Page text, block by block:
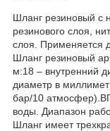
Шланг резиновый с
резинового слоя,
слоя. Применяется
Шланг резиновый
м:18 – внутренний
диаметр в
бар/10
воды. Диапазон
Шланг имеет